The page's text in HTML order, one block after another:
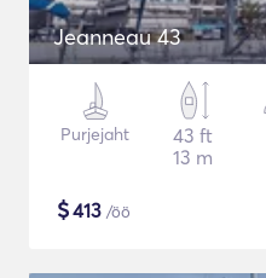
Jeanneau 43
Purjejaht
43 ft
13 m
$413 /öö